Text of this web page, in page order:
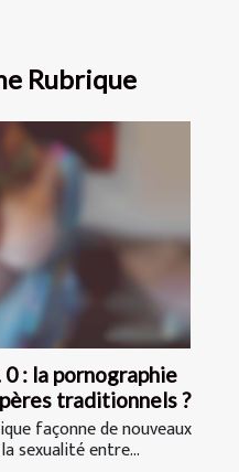
Rubrique
: la pornographie
traditionnels ?
façonne de nouveaux
sexualité entre...